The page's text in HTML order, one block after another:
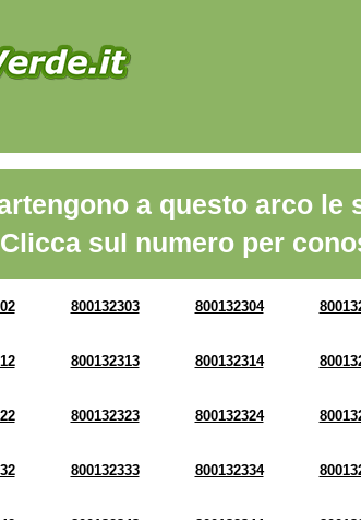
a questo arco le
Clicca sul numero per
800132303 800132304
800132313 800132314
800132323 800132324
800132333 800132334